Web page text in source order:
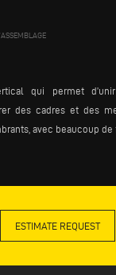
qui permet
des cadres et des
avec beaucoup de
ESTIMATE REQUEST